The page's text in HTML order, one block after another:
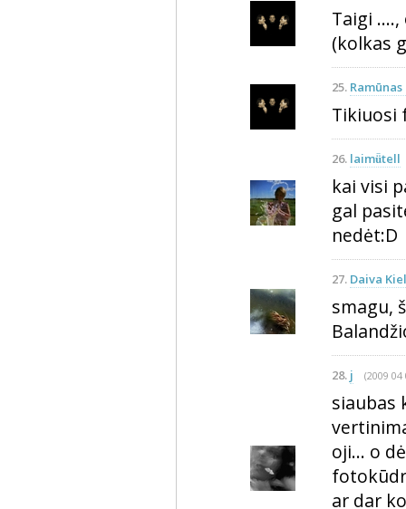
Taigi
(kolkas
25.
Tikiuosi
26. laimǚtell
kai visi
gal
nedėt:D
27. Daiva
smagu,
28. j (2009 04
siaubas
oji... o
ar dar